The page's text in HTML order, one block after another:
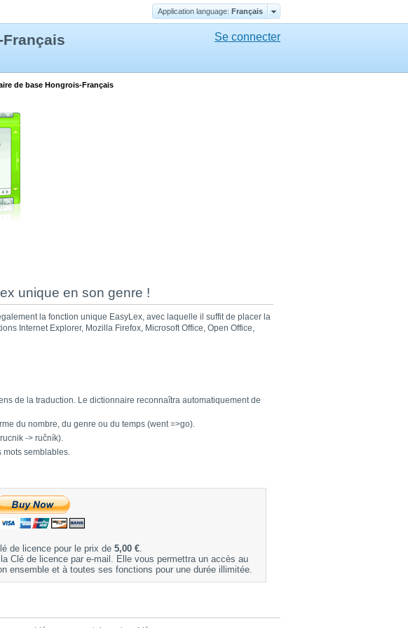
Application language: Français
Se connecter
de base Hongrois-Français
unique en son genre !
la fonction unique EasyLex, avec laquelle il suffit de placer la
Internet Explorer, Mozilla Firefox, Microsoft Office, Open Office,
de la traduction. Le dictionnaire reconnaîtra automatiquement de
du nombre, du genre ou du temps (went =>go).
-> ručník).
mots semblables.
de licence pour le prix de 5,00 €
Clé de licence par e-mail. Elle vous permettra un accès au
ensemble et à toutes ses fonctions pour une durée illimitée.